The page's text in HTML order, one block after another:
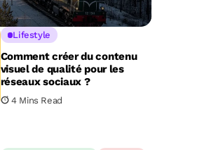
Lifestyle
Comment créer du contenu
visuel de qualité pour les
réseaux sociaux ?
4 Mins Read